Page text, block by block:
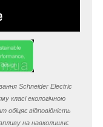
Schneider Electric
класі екологічною
відповідність
на навколишнє